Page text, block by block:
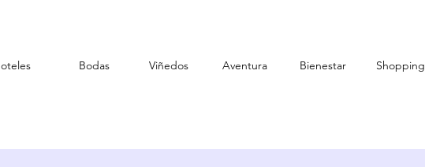
Bodas Viñedos Aventura Bienestar Shopping